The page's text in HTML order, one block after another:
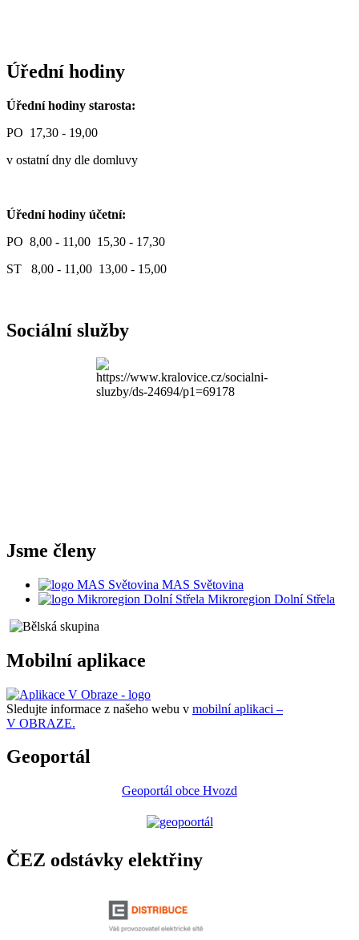
Úřední hodiny
Úřední hodiny starosta:
PO 17,30 - 19,00
v ostatní dny dle domluvy
Úřední hodiny účetní:
PO 8,00 - 11,00 15,30 - 17,30
ST 8,00 - 11,00 13,00 - 15,00
Sociální služby
Jsme členy
MAS Světovina
Mikroregion Dolní Střela
Mobilní aplikace
Sledujte informace z našeho webu v mobilní aplikaci –
V OBRAZE.
Geoportál
Geoportál obce Hvozd
ČEZ odstávky elektřiny